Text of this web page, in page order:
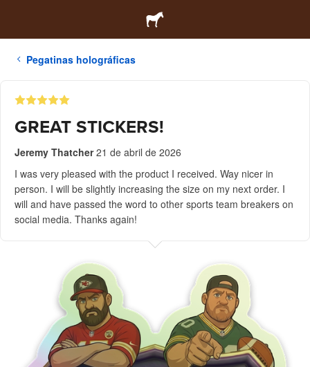
Pegatinas holográficas
GREAT STICKERS!
Jeremy Thatcher 21 de abril de 2026
I was very pleased with the product I received. Way nicer in
person. I will be slightly increasing the size on my next order. I
will and have passed the word to other sports team breakers on
social media. Thanks again!